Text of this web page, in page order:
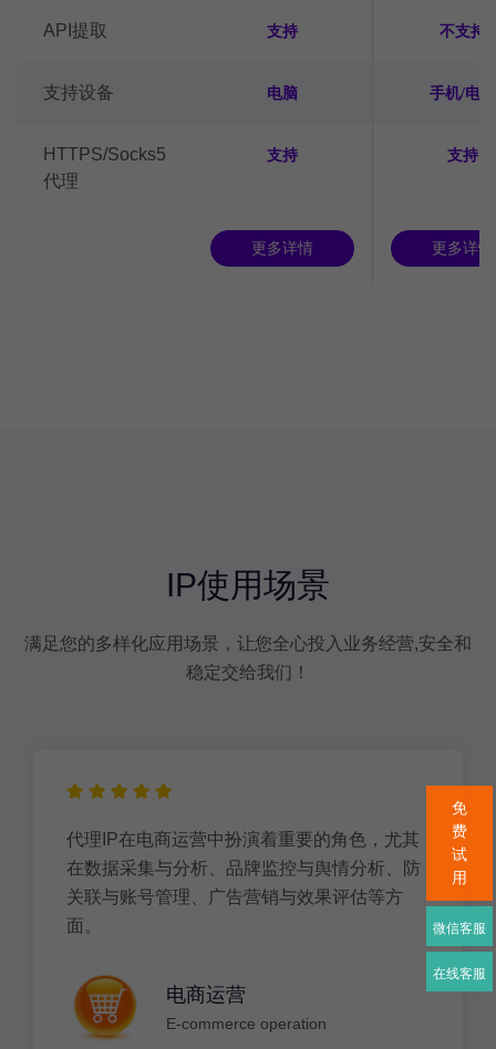
API提取 支持 不支持
支持设备 电脑 手机/电脑
HTTPS/Socks5
代理
支持 支持
更多详情 更多详情
IP使用场景
满足您的多样化应用场景，让您全心投入业务经营,安全和
稳定交给我们！
代理IP在电商运营中扮演着重要的角色，尤其
在数据采集与分析、品牌监控与舆情分析、防
关联与账号管理、广告营销与效果评估等方
面。
电商运营
E-commerce operation
免
费
试
用
微信客服
在线客服